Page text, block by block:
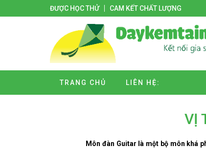
ĐƯỢC HỌC THỬ CAM KẾT CHẤT LƯỢNG
TRANG CHỦ LIÊN HỆ:
VỊ
Môn đàn Guitar là một bộ môn khá